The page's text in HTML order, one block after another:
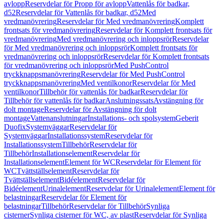
avloppReservdelar för Propp för avloppVattenlås för badkar,
d52Reservdelar för Vattenlås för badkar, d52Med
vredmanövreringReservdelar för Med vredmanövreringKomplett
frontsats för vredmanövreringReservdelar för Komplett frontsats för
vredmanövreringMed vredmanövrering och inloppsrörReservdelar
för Med vredmanövrering och inloppsrörKomplett frontsats för
vredmanövrering och inloppsrörReservdelar för Komplett frontsats
för vredmanövrering och inloppsrörMed PushControl
tryckknappsmanövreringReservdelar för Med PushControl
tryckknappsmanövreringMed ventilkonorReservdelar för Med
ventilkonorTillbehör för vattenlås för badkarReservdelar för
Tillbehör för vattenlås för badkarAnslutningssatsAvstängning för
dolt montageReservdelar för Avstängning för dolt
montageVattenanslutningarInstallations- och spolsystemGeberit
DuofixSystemväggarReservdelar för
SystemväggarInstallationssystemReservdelar för
InstallationssystemTillbehörReservdelar för
TillbehörInstallationselementReservdelar för
InstallationselementElement för WCReservdelar för Element för
WCTvättställselementReservdelar för
TvättställselementBidéelementReservdelar för
BidéelementUrinalelementReservdelar för UrinalelementElement för
belastningarReservdelar för Element för
belastningarTillbehörReservdelar för TillbehörSynliga
cisternerSynliga cisterner för WC, av plastReservdelar för Synliga